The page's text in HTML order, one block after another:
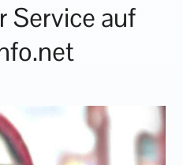
Service auf